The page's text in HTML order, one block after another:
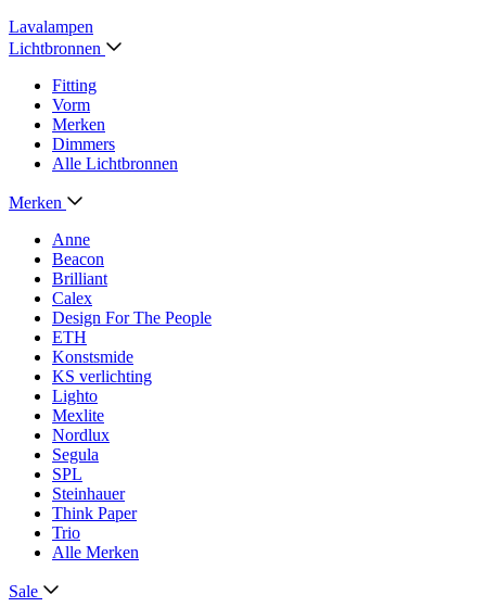
Lavalampen
Lichtbronnen
Fitting
Vorm
Merken
Dimmers
Alle Lichtbronnen
Merken
Anne
Beacon
Brilliant
Calex
Design For The People
ETH
Konstsmide
KS verlichting
Lighto
Mexlite
Nordlux
Segula
SPL
Steinhauer
Think Paper
Trio
Alle Merken
Sale